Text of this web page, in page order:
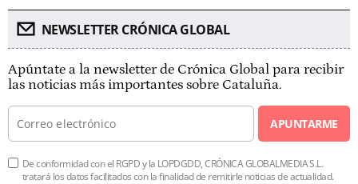
NEWSLETTER CRÓNICA GLOBAL
Apúntate a la newsletter de Crónica Global para recibir
las noticias más importantes sobre Cataluña.
APUNTARME
De conformidad con el RGPD y la LOPDGDD, CRÓNICA GLOBALMEDIA S.L.
tratará los datos facilitados con la finalidad de remitirle noticias de actualidad.